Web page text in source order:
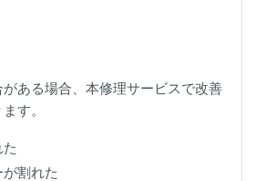
ある場合、本修理サービスで改善
す。
割れた